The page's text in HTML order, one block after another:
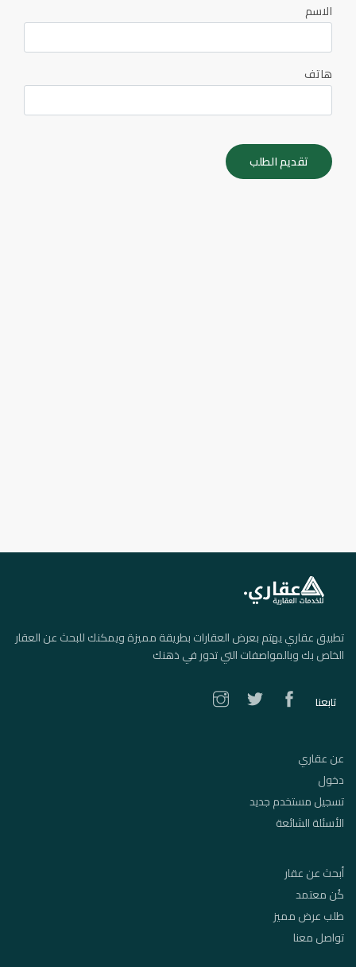
الاسم
هاتف
تقديم الطلب
تطبيق عقاري يهتم بعرض العقارات بطريقة مميزة ويمكنك للبحث عن العقار
الخاص بك وبالمواصفات التي تدور في ذهنك
تابعنا
عن عقاري
دخول
تسجيل مستخدم جديد
الأسئلة الشائعة
أبحث عن عقار
كُن معتمد
طلب عرض مميز
تواصل معنا